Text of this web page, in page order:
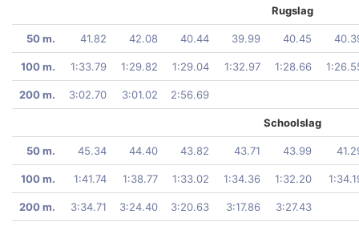
Rugslag
50 m. 41.82 42.08 40.44 39.99 40.45
100 m. 1:33.79 1:29.82 1:29.04 1:32.97 1:28.66
200 m. 3:02.70 3:01.02 2:56.69
Schoolslag
50 m. 45.34 44.40 43.82 43.71 43.99
100 m. 1:41.74 1:38.77 1:33.02 1:34.36 1:32.20
200 m. 3:34.71 3:24.40 3:20.63 3:17.86 3:27.43